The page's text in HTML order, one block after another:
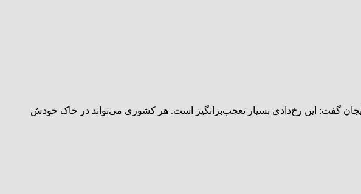
گفت: این رخ‌دادی بسیار تعجب‌برانگیز است. هر کشوری می‌تواند در خاک خودش